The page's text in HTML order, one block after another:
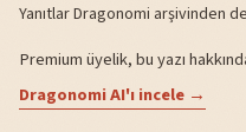
Yanıtlar Dragonomi arşivinden
Premium üyelik, bu yazı
Dragonomi AI'ı incele →